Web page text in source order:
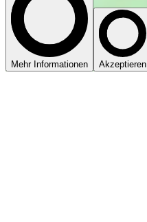
Mehr Informationen Akzeptieren